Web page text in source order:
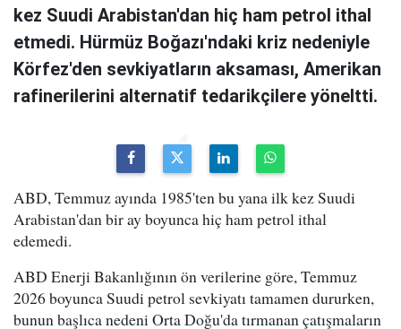
kez Suudi Arabistan'dan hiç ham petrol ithal
etmedi. Hürmüz Boğazı'ndaki kriz nedeniyle
Körfez'den sevkiyatların aksaması, Amerikan
rafinerilerini alternatif tedarikçilere yöneltti.
ABD, Temmuz ayında 1985'ten bu yana ilk kez Suudi
Arabistan'dan bir ay boyunca hiç ham petrol ithal
edemedi.
ABD Enerji Bakanlığının ön verilerine göre, Temmuz
2026 boyunca Suudi petrol sevkiyatı tamamen dururken,
bunun başlıca nedeni Orta Doğu'da tırmanan çatışmaların